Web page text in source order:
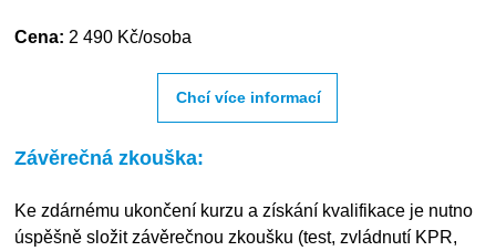
Cena: 2 490 Kč/osoba
Chcí více informací
Závěrečná zkouška:
Ke zdárnému ukončení kurzu a získání kvalifikace je nutno
úspěšně složit závěrečnou zkoušku (test, zvládnutí KPR,